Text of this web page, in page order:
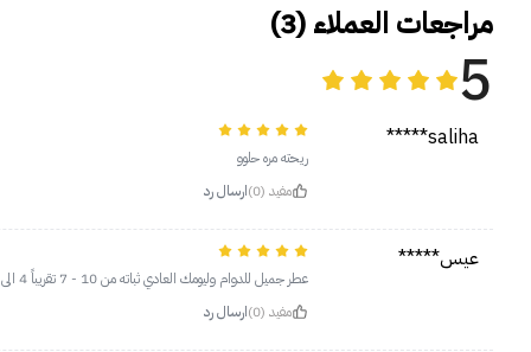
مراجعات العملاء (3)
5
saliha*****
ريحته مره حلوو
مفيد (0)
ارسال رد
عيس*****
عطر جميل للدوام وليومك العادي ثباته من 10 - 7 تقريباً 4 الى 6 ساعات فوحانه من 10 - 6 شريته وقت العرض 96 ريال واشوف سعره مناسب طبعاً رجالي
مفيد (0)
ارسال رد